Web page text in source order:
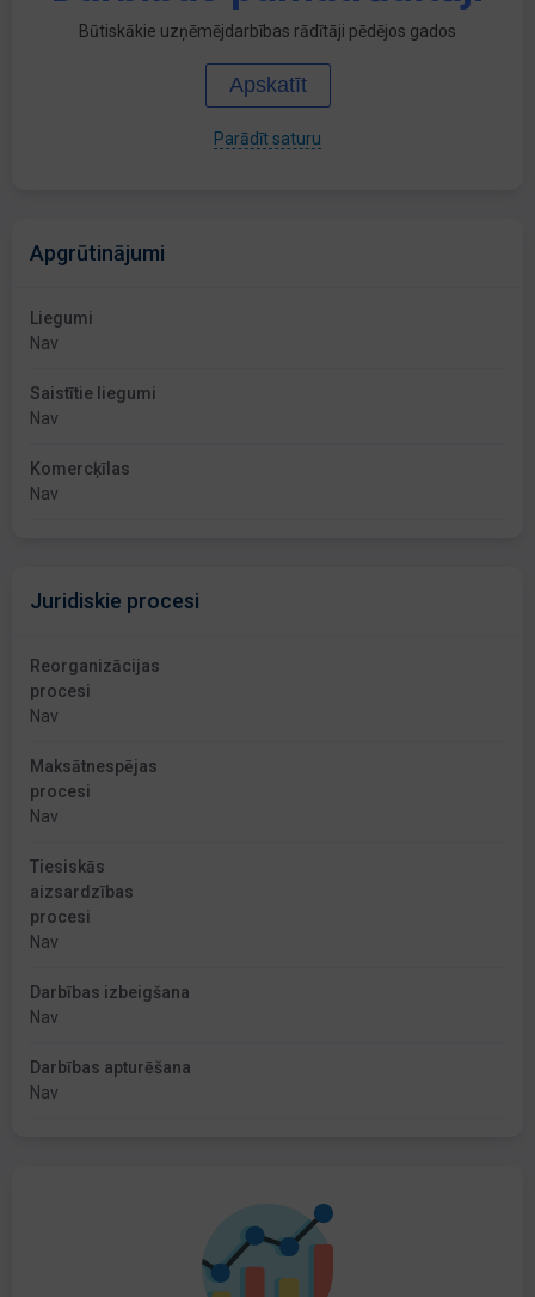
Būtiskākie uzņēmējdarbības rādītāji pēdējos gados
Apskatīt
Parādīt saturu
Apgrūtinājumi
Liegumi
Nav
Saistītie liegumi
Nav
Komercķīlas
Nav
Juridiskie procesi
Reorganizācijas
procesi
Nav
Maksātnespējas
procesi
Nav
Tiesiskās
aizsardzības
procesi
Nav
Darbības izbeigšana
Nav
Darbības apturēšana
Nav